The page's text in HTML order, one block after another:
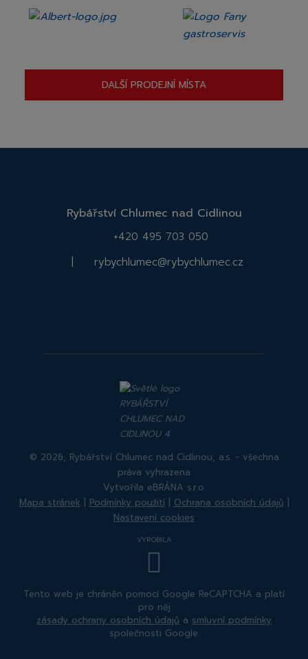
DALŠÍ PRODEJNÍ MÍSTA
Rybářství Chlumec nad Cidlinou
+420 495 703 050
rybychlumec@rybychlumec.cz
Rybářství
nad
Cidlinou
Rybářství
nad
Cidlinou
© 2026, Rybářství Chlumec nad Cidlinou, a.s. - všechna
práva vyhrazena
Vytvořila eBRÁNA s.r.o.
Mapa stránek | Podmínky použití | Ochrana osobních údajů |
Nastavení cookies
VYROBILA
Tento web je chráněn pomocí Google ReCAPTCHA a platí
pro něj
zásady ochrany osobních údajů a smluvní podmínky
společnosti Google.